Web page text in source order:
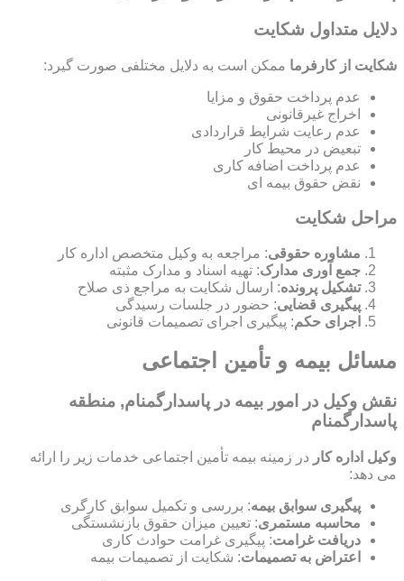
دلایل متداول شکایت
شکایت از کارفرما ممکن است به دلایل مختلفی صورت گیرد:
عدم پرداخت حقوق و مزایا
اخراج غیرقانونی
عدم رعایت شرایط قراردادی
تبعیض در محیط کار
عدم پرداخت اضافه کاری
نقض حقوق بیمه ای
مراحل شکایت
مشاوره حقوقی: مراجعه به وکیل متخصص اداره کار
جمع آوری مدارک: تهیه اسناد و مدارک مثبته
تشکیل پرونده: ارسال شکایت به مراجع ذی صلاح
پیگیری قضایی: حضور در جلسات رسیدگی
اجرای حکم: پیگیری اجرای تصمیمات قانونی
مسائل بیمه و تأمین اجتماعی
نقش وکیل در امور بیمه در پاسدارگمنام, منطقه
پاسدارگمنام
وکیل اداره کار در زمینه بیمه تأمین اجتماعی خدمات زیر را ارائه
می دهد:
پیگیری سوابق بیمه: بررسی و تکمیل سوابق کارگری
محاسبه مستمری: تعیین میزان حقوق بازنشستگی
دریافت غرامت: پیگیری غرامت حوادث کاری
اعتراض به تصمیمات: شکایت از تصمیمات بیمه